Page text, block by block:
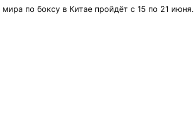
по боксу в Китае пройдёт с 15 по 21 июня.